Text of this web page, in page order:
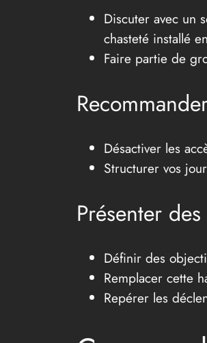
Discuter avec un
chasteté installé
Faire partie de
Désactiver les
Structurer vos
Présenter
Définir des
Remplacer cette
Repérer les